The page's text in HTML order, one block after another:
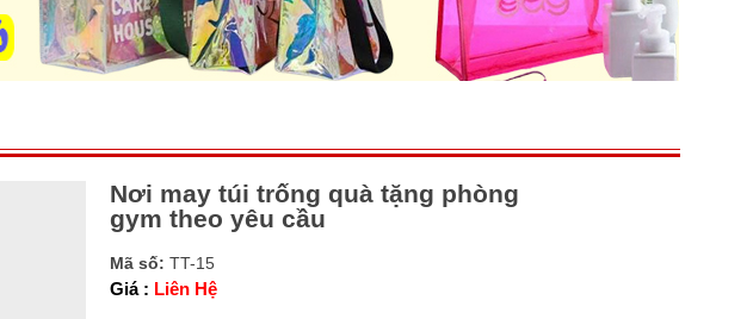
Nơi may túi trống quà tặng phòng
gym theo yêu cầu
Mã số: TT-15
Giá : Liên Hệ